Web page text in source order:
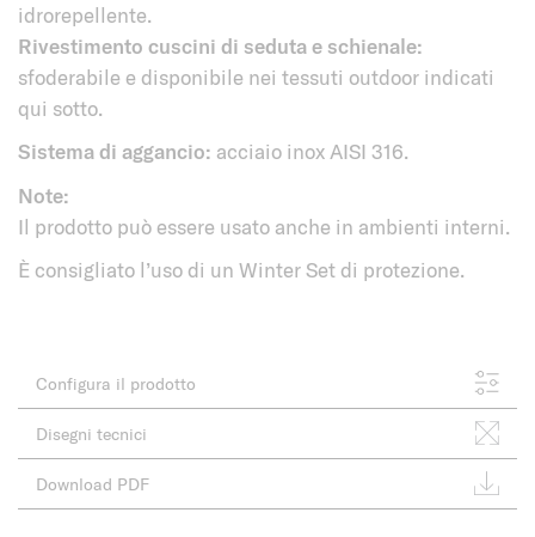
idrorepellente.
Rivestimento cuscini di seduta e schienale:
sfoderabile e disponibile nei tessuti outdoor indicati
qui sotto.
Sistema di aggancio: acciaio inox AISI 316.
Note:
Il prodotto può essere usato anche in ambienti interni.
È consigliato l’uso di un Winter Set di protezione.
Configura il prodotto
Disegni tecnici
Download PDF